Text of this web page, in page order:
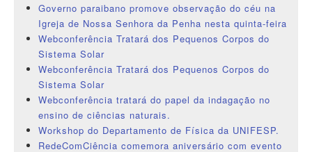
Governo paraibano promove observação do céu na
Igreja de Nossa Senhora da Penha nesta quinta-feira
Webconferência Tratará dos Pequenos Corpos do
Sistema Solar
Webconferência Tratará dos Pequenos Corpos do
Sistema Solar
Webconferência tratará do papel da indagação no
ensino de ciências naturais.
Workshop do Departamento de Física da UNIFESP.
RedeComCiência comemora aniversário com evento